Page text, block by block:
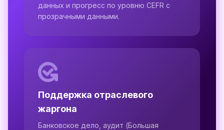
данных и прогресс по уровню CEFR с
прозрачными данными.
Поддержка отраслевого
жаргона
Банковское дело, аудит (Большая